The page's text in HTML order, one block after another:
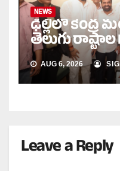
NEWS
ఢిల్లీలో కేంద్ర
తెలుగు
AUG 6, 2026
Leave a Reply